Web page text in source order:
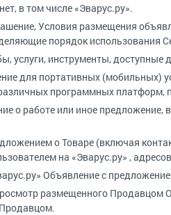
в том числе «Эварус.ру».
Условия размещения
порядок использования
услуги, инструменты, доступные
для портативных (мобильных)
программных платформ,
о работе или иное
о Товаре (включая
на «Эварус.ру» ,
Объявление с
размещенного Продавцом